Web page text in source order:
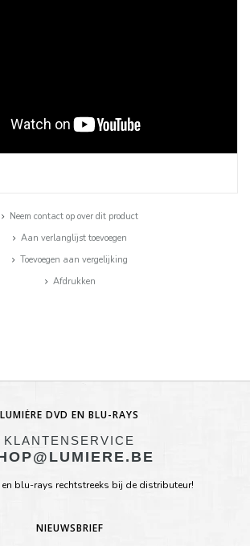
Neem contact op over dit product
Aan verlanglijst toevoegen
Toevoegen aan vergelijking
Afdrukken
LUMIÈRE DVD EN BLU-RAYS
KLANTENSERVICE
blu-rays rechtstreeks bij de distributeur!
NIEUWSBRIEF